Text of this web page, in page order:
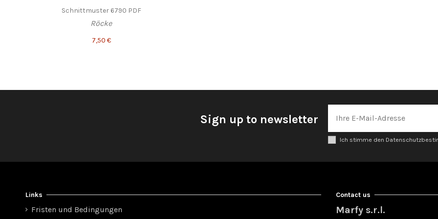
Schnittmuster 6790 PDF
Röcke
7,50 €
Sign up to newsletter
Ich stimme den
Links
Fristen und Bedingungen
Contact us
Marfy s.r.l.